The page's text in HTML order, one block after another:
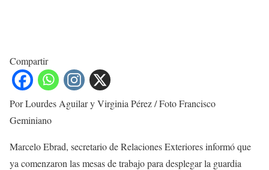
Compartir
Por Lourdes Aguilar y Virginia Pérez / Foto Francisco
Geminiano
Marcelo Ebrad, secretario de Relaciones Exteriores informó que
ya comenzaron las mesas de trabajo para desplegar la guardia